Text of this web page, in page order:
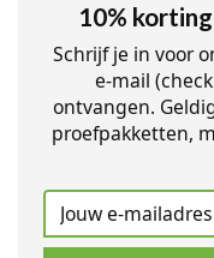
10%
Schrijf je in voor
e-mail
ontvangen.
proefpakketten,